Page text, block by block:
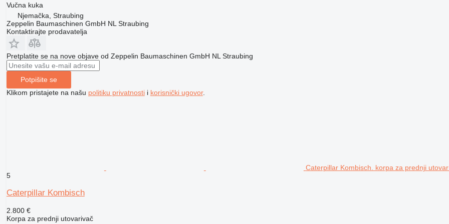
Vučna kuka
Njemačka, Straubing
Zeppelin Baumaschinen GmbH NL Straubing
Kontaktirajte prodavatelja
Pretplatite se na nove objave od Zeppelin Baumaschinen GmbH NL Straubing
Potpišite se
Klikom pristajete na našu politiku privatnostii korisnički ugovor.
Caterpillar Kombisch. korpa za prednji
5
Caterpillar Kombisch
2.800 €
Korpa za prednji utovarivač